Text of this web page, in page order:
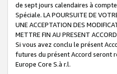
de sept jours calendaires à
Spéciale. LA POURSUITE DE
UNE ACCEPTATION DES
METTRE FIN AU PRESENT
Si vous avez conclu le présent
futures du présent Accord seront
Europe Core S.à r.l.